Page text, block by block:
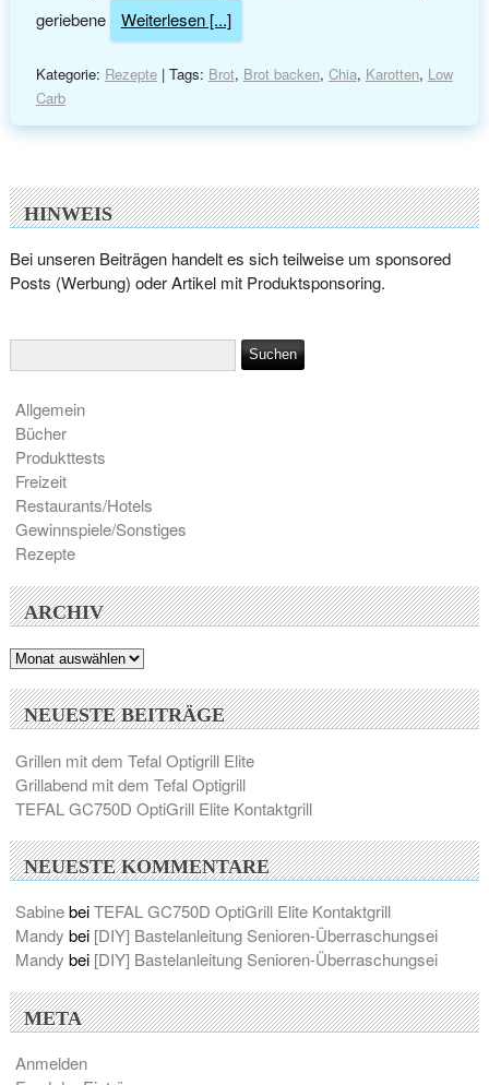
geriebene
Weiterlesen [...]
Kategorie: Rezepte| Tags: Brot, Brot backen, Chia, Karotten, Low
Carb
HINWEIS
Bei unseren Beiträgen handelt es sich teilweise um sponsored
Posts (Werbung) oder Artikel mit Produktsponsoring.
Allgemein
Bücher
Produkttests
Freizeit
Restaurants/Hotels
Gewinnspiele/Sonstiges
Rezepte
ARCHIV
Archiv
NEUESTE BEITRÄGE
Grillen mit dem Tefal Optigrill Elite
Grillabend mit dem Tefal Optigrill
TEFAL GC750D OptiGrill Elite Kontaktgrill
NEUESTE KOMMENTARE
SabinebeiTEFAL GC750D OptiGrill Elite Kontaktgrill
Mandy bei [DIY] Bastelanleitung Senioren-Überraschungsei
Mandy bei [DIY] Bastelanleitung Senioren-Überraschungsei
META
Anmelden